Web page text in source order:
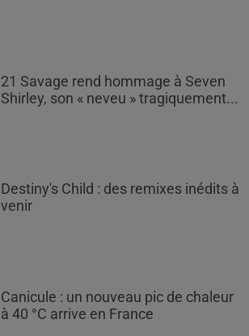
21 Savage rend hommage à Seven
Shirley, son « neveu » tragiquement...
Destiny's Child : des remixes inédits à
venir
Canicule : un nouveau pic de chaleur
à 40 °C arrive en France